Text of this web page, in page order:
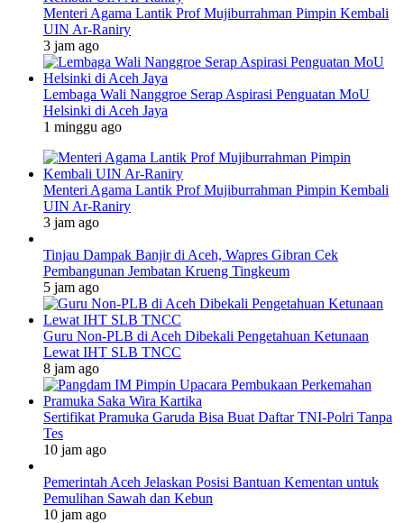
Menteri Agama Lantik Prof Mujiburrahman Pimpin Kembali
UIN Ar-Raniry
3 jam ago
Lembaga Wali Nanggroe Serap Aspirasi Penguatan MoU
Helsinki di Aceh Jaya
1 minggu ago
Menteri Agama Lantik Prof Mujiburrahman Pimpin Kembali
UIN Ar-Raniry
3 jam ago
Tinjau Dampak Banjir di Aceh, Wapres Gibran Cek
Pembangunan Jembatan Krueng Tingkeum
5 jam ago
Guru Non-PLB di Aceh Dibekali Pengetahuan Ketunaan
Lewat IHT SLB TNCC
8 jam ago
Sertifikat Pramuka Garuda Bisa Buat Daftar TNI-Polri Tanpa
Tes
10 jam ago
Pemerintah Aceh Jelaskan Posisi Bantuan Kementan untuk
Pemulihan Sawah dan Kebun
10 jam ago